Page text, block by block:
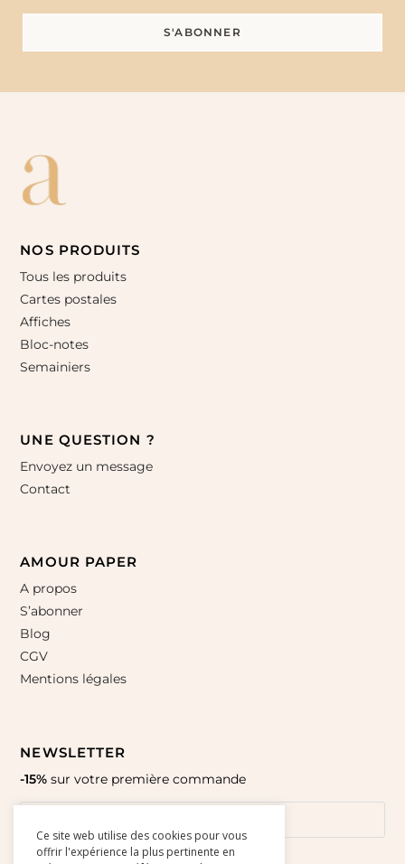
NOS PRODUITS
Tous les produits
Cartes postales
Affiches
Bloc-notes
Semainiers
UNE QUESTION ?
Envoyez un message
Contact
AMOUR PAPER
A propos
S’abonner
Blog
CGV
Mentions légales
NEWSLETTER
-15% sur votre première commande
Ce site web utilise des cookies pour vous
offrir l'expérience la plus pertinente en